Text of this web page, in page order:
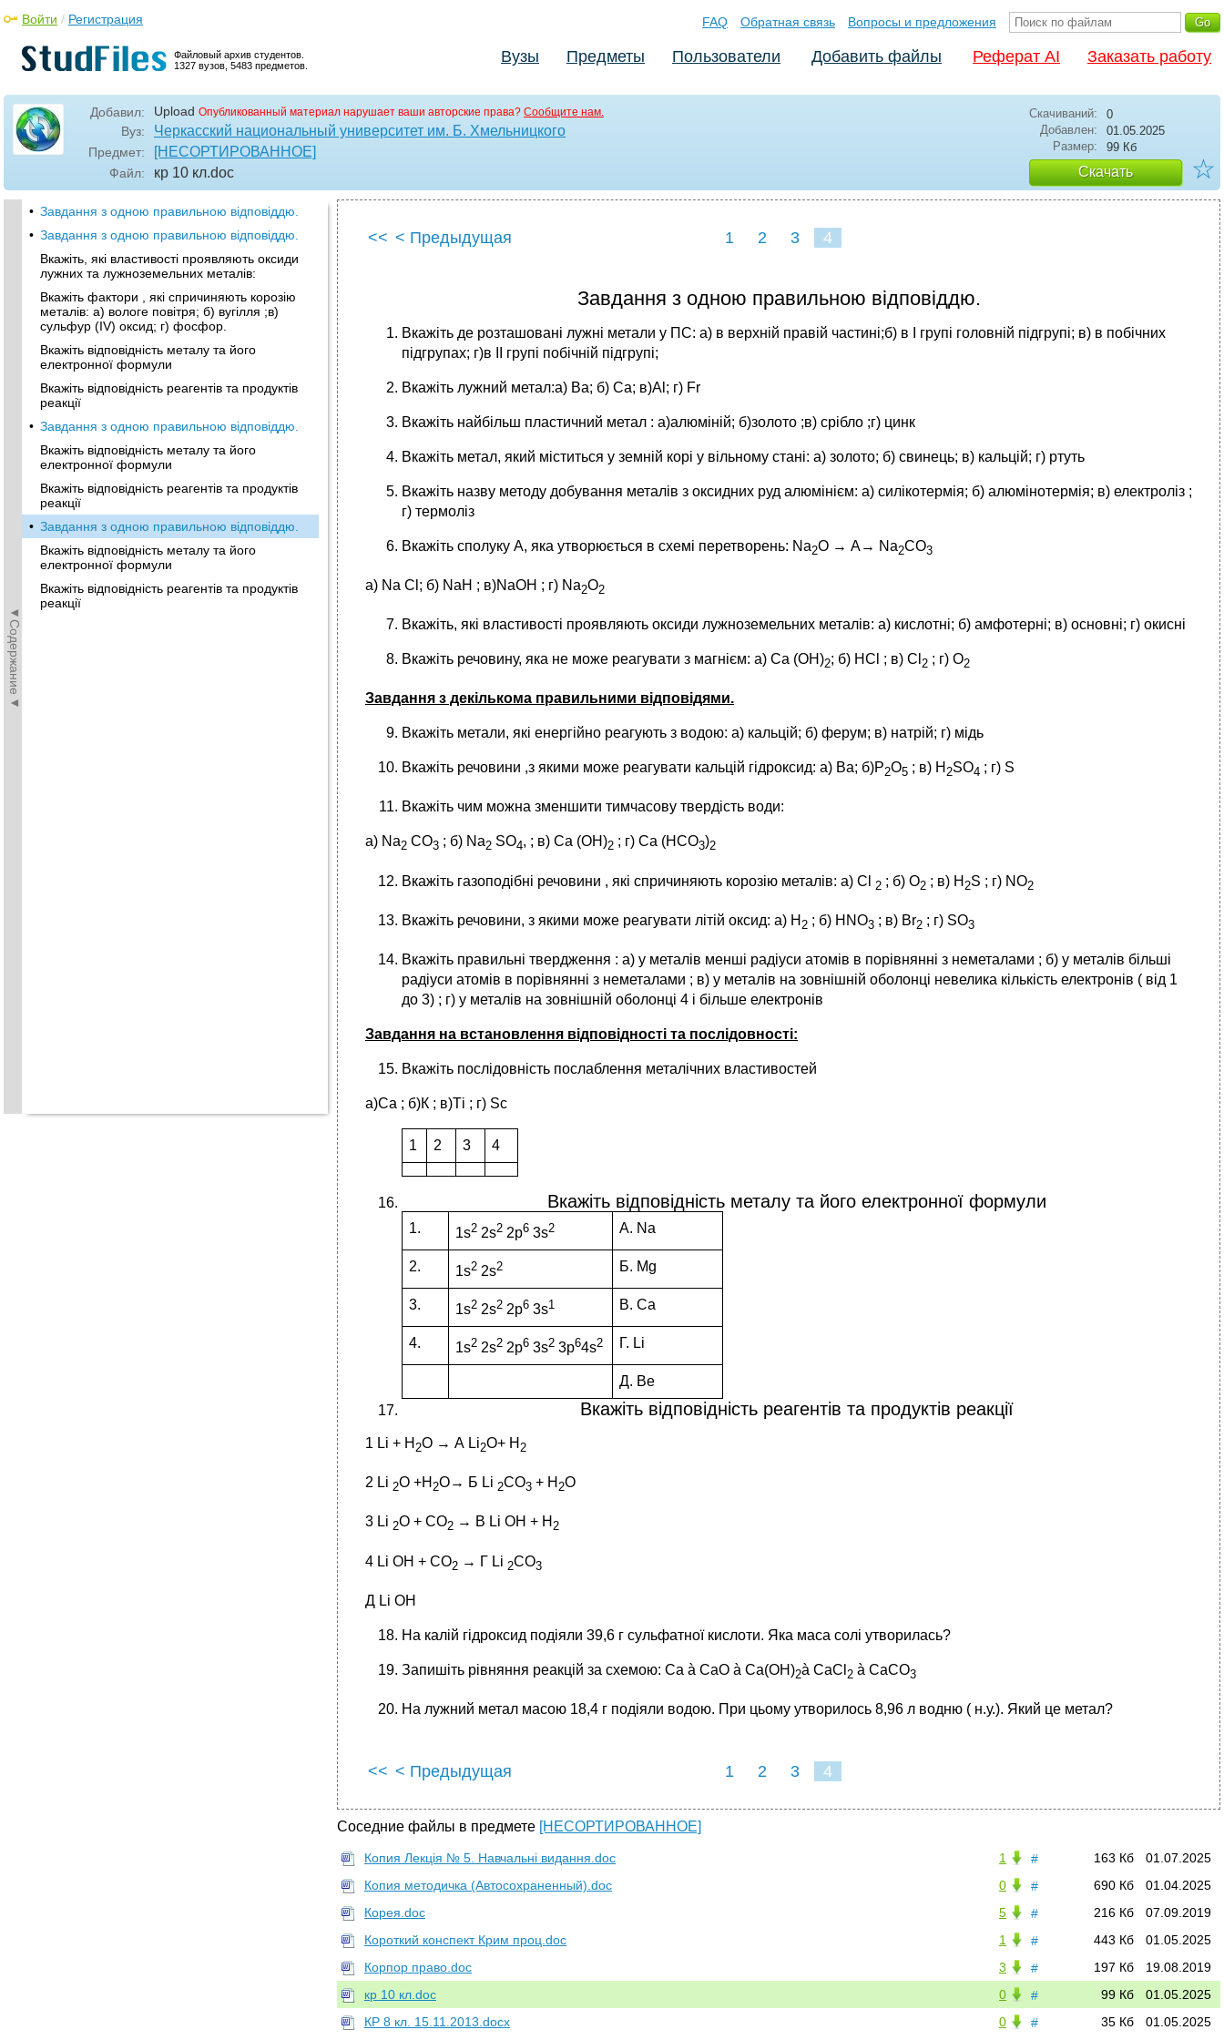
Файловый архив студентов.
1327 вузов, 5483 предметов.
Войти / Регистрация FAQ Обратная связь Вопросы и предложения
Вузы Предметы Пользователи Добавить файлы Реферат AI Заказать работу
Добавил: Upload Опубликованный материал нарушает ваши авторские права? Сообщите нам.
Вуз: Черкасский национальный университет им. Б. Хмельницкого
Предмет: [НЕСОРТИРОВАННОЕ]
Файл: кр 10 кл.doc
Скачиваний:
0
Добавлен:
01.05.2025
Размер:
99 Кб
Скачать ☆
◄Содержание◄
• Завдання з одною правильною відповіддю.
• Завдання з одною правильною відповіддю.
Вкажіть, які властивості проявляють оксиди
лужних та лужноземельних металів:
Вкажіть фактори , які спричиняють корозію
металів: а) вологе повітря; б) вугілля ;в)
сульфур (IV) оксид; г) фосфор.
Вкажіть відповідність металу та його
електронної формули
Вкажіть відповідність реагентів та продуктів
реакції
• Завдання з одною правильною відповіддю.
Вкажіть відповідність металу та його
електронної формули
Вкажіть відповідність реагентів та продуктів
реакції
• Завдання з одною правильною відповіддю.
Вкажіть відповідність металу та його
електронної формули
Вкажіть відповідність реагентів та продуктів
реакції
<< < Предыдущая 1 2 3 4
Завдання з одною правильною відповіддю.
Вкажіть де розташовані лужні метали у ПС: а) в верхній правій частині;б) в І групі головній підгрупі; в) в побічних
підгрупах; г)в ІІ групі побічній підгрупі;
Вкажіть лужний метал:а) Ва; б) Сa; в)Al; г) Fr
Вкажіть найбільш пластичний метал : а)алюміній; б)золото ;в) срібло ;г) цинк
Вкажіть метал, який міститься у земній корі у вільному стані: а) золото; б) свинець; в) кальцій; г) ртуть
Вкажіть назву методу добування металів з оксидних руд алюмінієм: а) силікотермія; б) алюмінотермія; в) електроліз ;
г) термоліз
Вкажіть сполуку А, яка утворюється в схемі перетворень: Na2О → А→ Na2СО3
а) Na Cl; б) NaH ; в)NaOH ; г) Na2O2
Вкажіть, які властивості проявляють оксиди лужноземельних металів: а) кислотні; б) амфотерні; в) основні; г) окисні
Вкажіть речовину, яка не може реагувати з магнієм: а) Сa (ОН)2; б) HCl ; в) Cl 2 ; г) O2
Завдання з декількома правильними відповідями.
Вкажіть метали, які енергійно реагують з водою: а) кальцій; б) ферум; в) натрій; г) мідь
Вкажіть речовини ,з якими може реагувати кальцій гідроксид: а) Ва; б)P2O5 ; в) Н 2SO4 ; г) S
Вкажіть чим можна зменшити тимчасову твердість води:
а) Na2 СО3 ; б) Na2 SO4, ; в) Сa (ОН)2 ; г) Са (НСО3)2
Вкажіть газоподібні речовини , які спричиняють корозію металів: а) Cl 2 ; б) О2 ; в) H 2S ; г) NО2
Вкажіть речовини, з якими може реагувати літій оксид: а) H 2 ; б) HNO3 ; в) Br2 ; г) SO3
Вкажіть правильні твердження : а) у металів менші радіуси атомів в порівнянні з неметалами ; б) у металів більші
радіуси атомів в порівнянні з неметалами ; в) у металів на зовнішній оболонці невелика кількість електронів ( від 1
до 3) ; г) у металів на зовнішній оболонці 4 і більше електронів
Завдання на встановлення відповідності та послідовності:
Вкажіть послідовність послаблення металічних властивостей
а)Са ; б)К ; в)Ті ; г) Sс
1 2 3 4
Вкажіть відповідність металу та його електронної формули
1. 1s2 2s2 2p6 3s2 А. Na
2. 1s2 2s2 Б. Mg
3. 1s2 2s2 2p6 3s1 В. Ca
4. 1s2 2s2 2p6 3s2 3р64s2 Г. Li
Д. Ве
Вкажіть відповідність реагентів та продуктів реакції
1 Li + H 2O → А Li2O+ H 2
2 Li 2O +H 2O→ Б Li 2CО3 + H 2O
3 Li 2O + CO2 → В Li OH + H 2
4 Li OH + CO2 → Г Li 2CО3
Д Li OH
На калій гідроксид подіяли 39,6 г сульфатної кислоти. Яка маса солі утворилась?
Запишіть рівняння реакцій за схемою: Са à СаО à Са(OН)2à СаCl 2 à СаСО3
На лужний метал масою 18,4 г подіяли водою. При цьому утворилось 8,96 л водню ( н.у.). Який це метал?
<< < Предыдущая 1 2 3 4
Соседние файлы в предмете [НЕСОРТИРОВАННОЕ]
# 01.07.2025
163 Кб
1
Копия Лекція № 5. Навчальні видання.doc
#
01.04.2025
690 Кб
0
Копия методичка (Автосохраненный).doc
#
07.09.2019
216 Кб
5
Корея.doc
#
01.05.2025
443 Кб
1
Короткий конспект Крим проц.doc
#
19.08.2019
197 Кб
3
Корпор право.doc
#
01.05.2025
99 Кб
0
кр 10 кл.doc
#
01.05.2025
35 Кб
0
КР 8 кл. 15.11.2013.docx